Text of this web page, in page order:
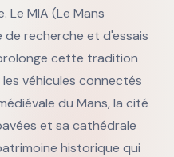
Le MIA (Le Mans
recherche et d'essais
cette tradition
véhicules connectés
du Mans, la cité
et sa cathédrale
historique qui